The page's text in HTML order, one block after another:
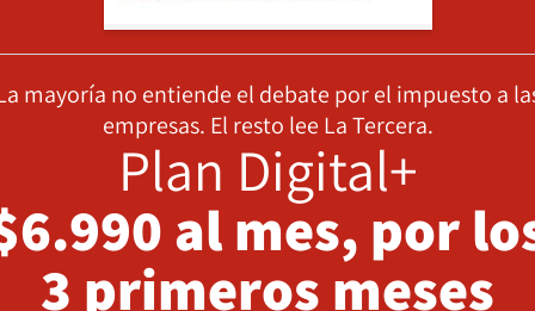
mayoría no entiende el debate por el impuesto a
empresas. El resto lee La Tercera.
Plan Digital+
al mes, por
3 primeros meses